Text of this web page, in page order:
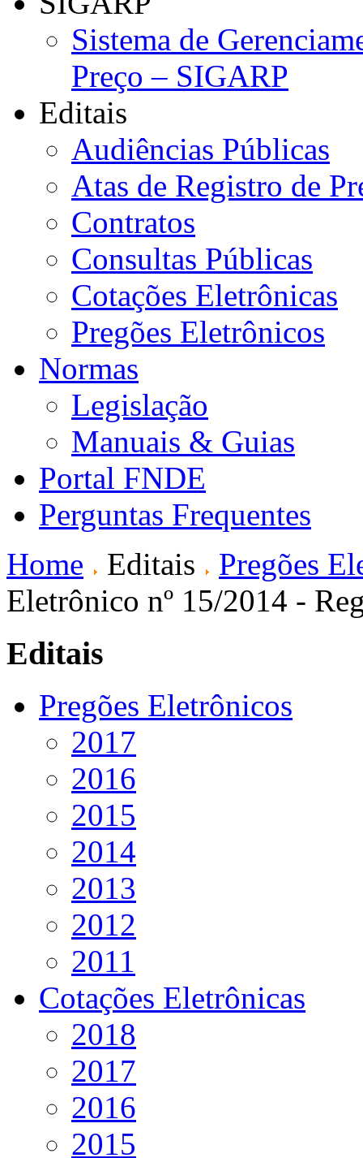
Sistema de
Preço – SIGARP
Editais
Audiências Públicas
Atas de Registro de
Contratos
Consultas Públicas
Cotações Eletrônicas
Pregões Eletrônicos
Normas
Legislação
Manuais & Guias
Portal FNDE
Perguntas Frequentes
Home
Editais
Pregões
Eletrônico nº 15/2014 -
Editais
Pregões Eletrônicos
2017
2016
2015
2014
2013
2012
2011
Cotações Eletrônicas
2018
2017
2016
2015